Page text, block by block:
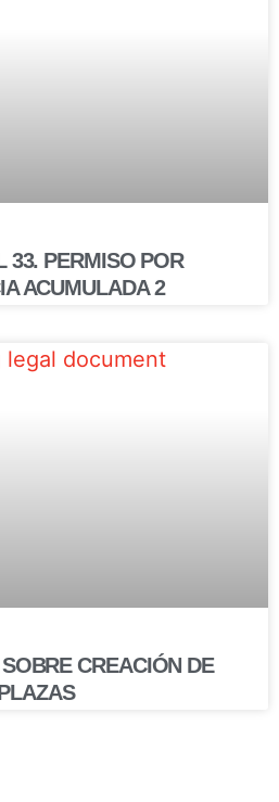
33. PERMISO POR
ACUMULADA 2
CREACIÓN DE